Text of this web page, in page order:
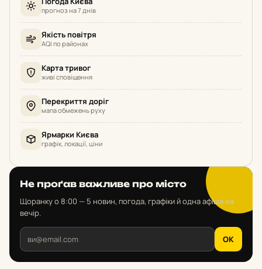
прогноз на 7 днів
Якість повітря
AQI по районах
Карта тривог
живі сповіщення
Перекриття доріг
мапа обмежень руху
Ярмарки Києва
графік, локації, ціни
Не проґав важливе про місто
Щоранку о 8:00 — 5 новин, погода, графіки й одна афіша на
вечір.
OK